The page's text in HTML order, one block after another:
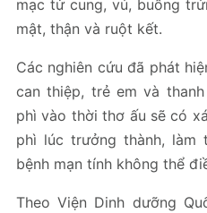
mạc tử cung, vú, buồng
mật, thận và ruột kết.
Các nghiên cứu đã phát
can thiệp, trẻ em và
phì vào thời thơ ấu sẽ có
phì lúc trưởng thành,
bệnh mạn tính không thể
Theo Viện Dinh dưỡng